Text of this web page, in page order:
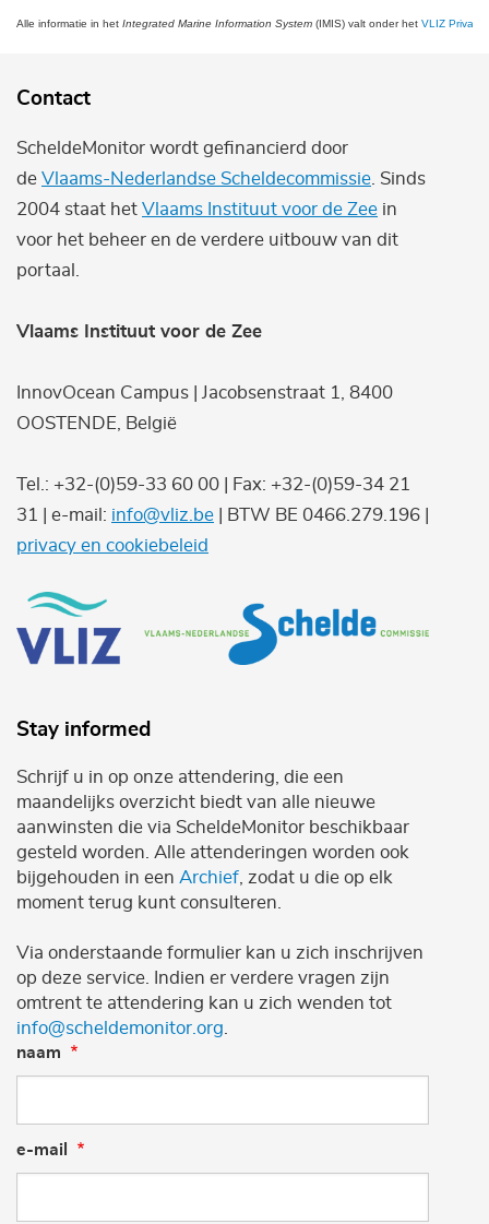
Alle informatie in het Integrated Marine Information System (IMIS) valt onder het VLIZ Privacy
Contact
ScheldeMonitor wordt gefinancierd door
de Vlaams-Nederlandse Scheldecommissie . Sinds
2004 staat het Vlaams Instituut voor de Zee in
voor het beheer en de verdere uitbouw van dit
portaal.
Vlaams Instituut voor de Zee
InnovOcean Campus | Jacobsenstraat 1, 8400
OOSTENDE, België
Tel.: +32-(0)59-33 60 00 | Fax: +32-(0)59-34 21
31 | e-mail: info@vliz.be | BTW BE 0466.279.196 |
privacy en cookiebeleid
Stay informed
Schrijf u in op onze attendering, die een
maandelijks overzicht biedt van alle nieuwe
aanwinsten die via ScheldeMonitor beschikbaar
gesteld worden. Alle attenderingen worden ook
bijgehouden in een Archief , zodat u die op elk
moment terug kunt consulteren.
Via onderstaande formulier kan u zich inschrijven
op deze service. Indien er verdere vragen zijn
omtrent te attendering kan u zich wenden tot
info@scheldemonitor.org
naam
e-mail